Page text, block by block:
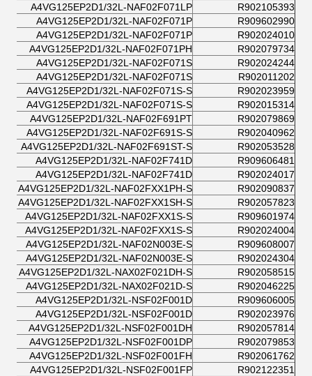
R902105393
A4VG125EP2D1/32L-NAF02F071LP
R909602990
A4VG125EP2D1/32L-NAF02F071P
R902024010
A4VG125EP2D1/32L-NAF02F071P
R902079734
A4VG125EP2D1/32L-NAF02F071PH
R902024244
A4VG125EP2D1/32L-NAF02F071S
R902011202
A4VG125EP2D1/32L-NAF02F071S
R902023959
A4VG125EP2D1/32L-NAF02F071S-S
R902015314
A4VG125EP2D1/32L-NAF02F071S-S
R902079869
A4VG125EP2D1/32L-NAF02F691PT
R902040962
A4VG125EP2D1/32L-NAF02F691S-S
R902053528
A4VG125EP2D1/32L-NAF02F691ST-S
R909606481
A4VG125EP2D1/32L-NAF02F741D
R902024017
A4VG125EP2D1/32L-NAF02F741D
R902090837
A4VG125EP2D1/32L-NAF02FXX1PH-S
R902057823
A4VG125EP2D1/32L-NAF02FXX1SH-S
R909601974
A4VG125EP2D1/32L-NAF02FXX1S-S
R902024004
A4VG125EP2D1/32L-NAF02FXX1S-S
R909608007
A4VG125EP2D1/32L-NAF02N003E-S
R902024304
A4VG125EP2D1/32L-NAF02N003E-S
R902058515
A4VG125EP2D1/32L-NAX02F021DH-S
R902046225
A4VG125EP2D1/32L-NAX02F021D-S
R909606005
A4VG125EP2D1/32L-NSF02F001D
R902023976
A4VG125EP2D1/32L-NSF02F001D
R902057814
A4VG125EP2D1/32L-NSF02F001DH
R902079853
A4VG125EP2D1/32L-NSF02F001DP
R902061762
A4VG125EP2D1/32L-NSF02F001FH
R902122351
A4VG125EP2D1/32L-NSF02F001FP